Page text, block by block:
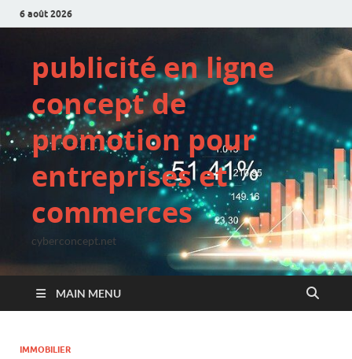
6 août 2026
publicité en ligne
concept de
promotion pour
entreprises et
commerces
cyberconcept.net
MAIN MENU
IMMOBILIER